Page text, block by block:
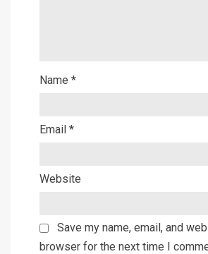
Name *
Email *
Website
Save my name, email, and
browser for the next time I